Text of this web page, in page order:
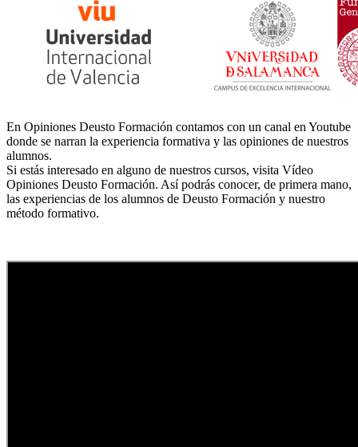
En Opiniones Deusto Formación contamos con un canal en Youtube
donde se narran la experiencia formativa y las opiniones de nuestros
alumnos.
Si estás interesado en alguno de nuestros cursos, visita Vídeo
Opiniones Deusto Formación. Así podrás conocer, de primera mano,
las experiencias de los alumnos de Deusto Formación y nuestro
método formativo.